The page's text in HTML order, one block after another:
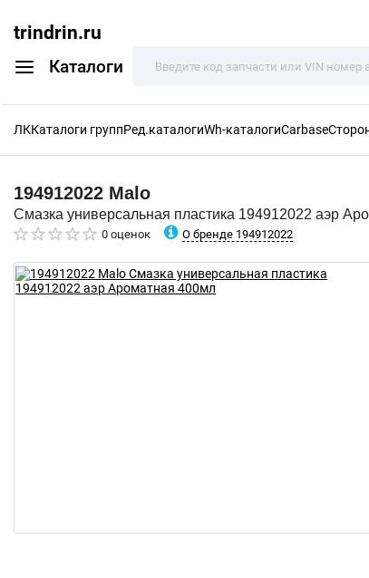
trindrin.ru
Каталоги
ЛККаталоги группРед.каталогиWh-каталогиCarbase
194912022 Malo
Смазка универсальная пластика 194912022 аэр
0 оценок О бренде 194912022